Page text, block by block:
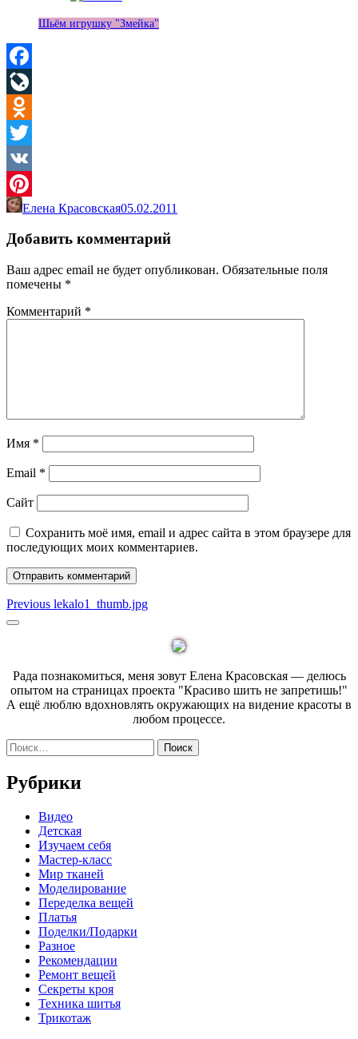
Шьём игрушку "Змейка"
Facebook
LiveJournal
Odnoklassniki
Twitter
VK
Pinterest
Елена Красовская05.02.2011
Добавить комментарий
Ваш адрес email не будет опубликован. Обязательные поля
помечены *
Комментарий *
Имя *
Email *
Сайт
Сохранить моё имя, email и адрес сайта в этом браузере для
последующих моих комментариев.
Навигация
по
Previous Previous
lekalo1_thumb.jpg
Sidebar
Рада познакомиться, меня зовут Елена Красовская — делюсь
опытом на страницах проекта "Красиво шить не запретишь!"
А ещё люблю вдохновлять окружающих на видение красоты в
любом процессе.
Найти:
Рубрики
Видео
Детская
Изучаем себя
Мастер-класс
Мир тканей
Моделирование
Переделка вещей
Платья
Поделки/Подарки
Разное
Рекомендации
Ремонт вещей
Секреты кроя
Техника шитья
Трикотаж